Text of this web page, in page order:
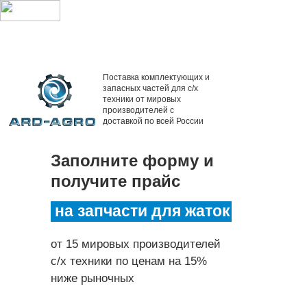
Заполните форму и
получите прайс
на запчасти для жаток
от 15 мировых производителей
с/х техники по ценам на 15%
ниже рыночных
Поставка комплектующих и
запасных частей для с/х
техники от мировых
производителей с
доставкой по всей России